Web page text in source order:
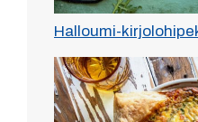
Halloumi-